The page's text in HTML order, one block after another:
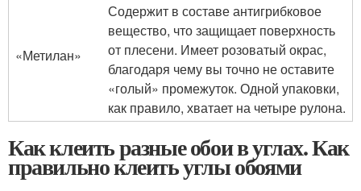
«Метилан»
Содержит в составе антигрибковое
вещество, что защищает поверхность
от плесени. Имеет розоватый окрас,
благодаря чему вы точно не оставите
«голый» промежуток. Одной упаковки,
как правило, хватает на четыре рулона.
Как клеить разные обои в углах. Как
правильно клеить углы обоями